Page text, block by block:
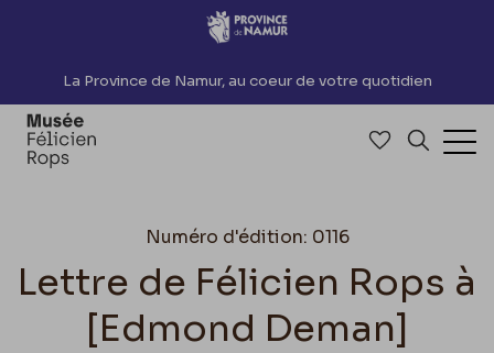
Accèder directement au contenu
La Province de Namur, au coeur de votre quotidien
Accéder à
Numéro d'édition: 0116
Lettre de Félicien Rops à
[Edmond Deman]